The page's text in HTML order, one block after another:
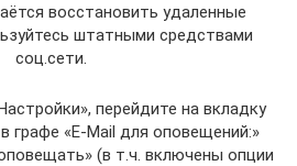
восстановить удаленные
штатными средствами
соц.сети.
перейдите на вкладку
графе «E-Mail для оповещений:»
(в т.ч. включены опции